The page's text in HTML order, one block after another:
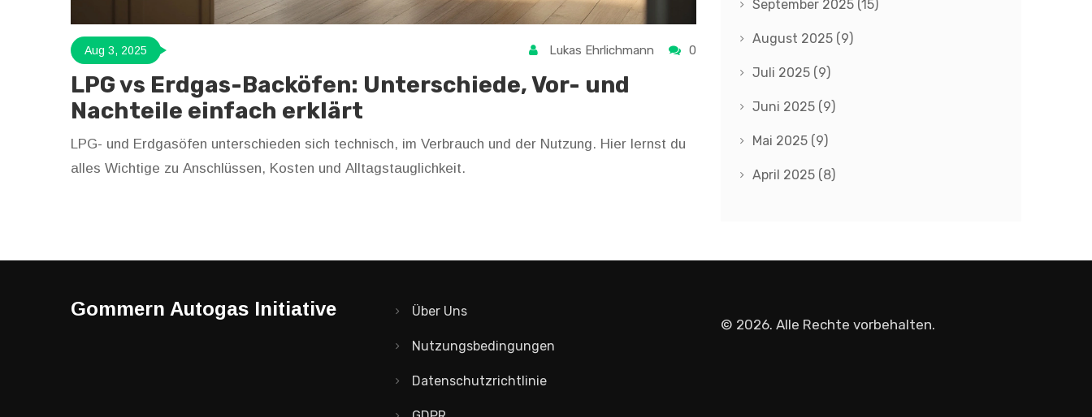
Aug 3, 2025 Lukas Ehrlichmann 0
LPG vs Erdgas-Backöfen: Unterschiede, Vor- und
Nachteile einfach erklärt
LPG- und Erdgasöfen unterschieden sich technisch, im Verbrauch und der Nutzung. Hier lernst du
alles Wichtige zu Anschlüssen, Kosten und Alltagstauglichkeit.
September 2025 (15)
August 2025 (9)
Juli 2025 (9)
Juni 2025 (9)
Mai 2025 (9)
April 2025 (8)
Gommern Autogas Initiative Über Uns
Nutzungsbedingungen
Datenschutzrichtlinie
© 2026. Alle Rechte vorbehalten.